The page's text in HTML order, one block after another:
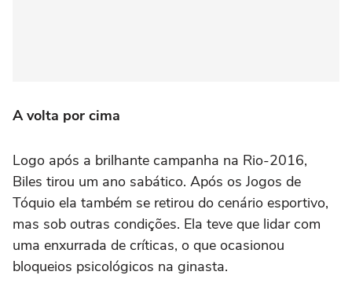
A volta por cima
Logo após a brilhante campanha na Rio-2016,
Biles tirou um ano sabático. Após os Jogos de
Tóquio ela também se retirou do cenário esportivo,
mas sob outras condições. Ela teve que lidar com
uma enxurrada de críticas, o que ocasionou
bloqueios psicológicos na ginasta.